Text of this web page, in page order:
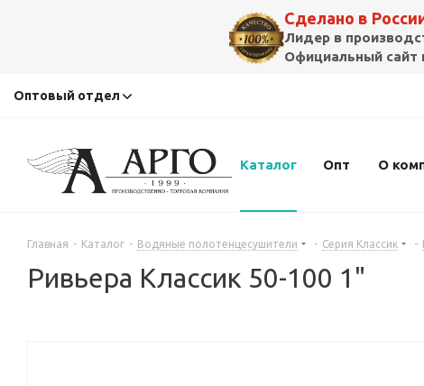
Сделано в
Лидер в
Официальный сайт
Оптовый отдел
Каталог Опт О
Главная - Каталог - Водяные полотенцесушители - Серия Классик -
Ривьера Классик 50-100 1"